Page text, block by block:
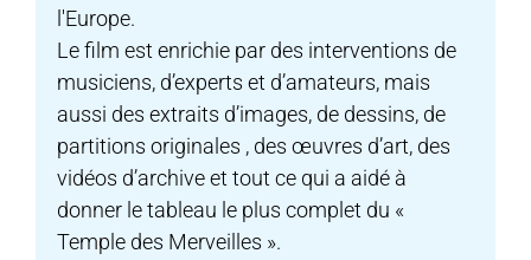
l'Europe.
Le film est enrichie par des interventions de
musiciens, d’experts et d’amateurs, mais
aussi des extraits d’images, de dessins, de
partitions originales , des œuvres d’art, des
vidéos d’archive et tout ce qui a aidé à
donner le tableau le plus complet du «
Temple des Merveilles ».